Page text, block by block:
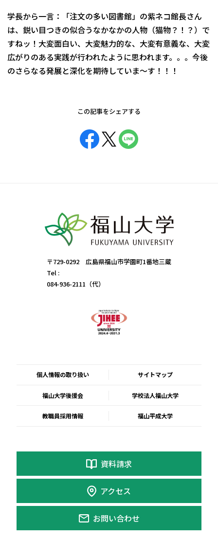
学長から一言：「注文の多い図書館」の紫ネコ館長さん
は、鋭い目つきの似合うなかなかの人物（猫物？！？）で
すねッ！大変面白い、大変魅力的な、大変有意義な、大変
広がりのある実践が行われたように思われます。。。今後
のさらなる発展と深化を期待していま～す！！！
この記事をシェアする
〒729-0292 広島県福山市学園町1番地三蔵
Tel :
084-936-2111（代）
個人情報の取り扱い サイトマップ
福山大学後援会 学校法人福山大学
教職員採用情報 福山平成大学
資料請求
アクセス
お問い合わせ